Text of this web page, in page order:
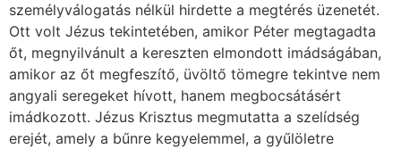
személyválogatás nélkül hirdette a megtérés üzenetét.
Ott volt Jézus tekintetében, amikor Péter megtagadta
őt, megnyilvánult a kereszten elmondott imádságában,
amikor az őt megfeszítő, üvöltő tömegre tekintve nem
angyali seregeket hívott, hanem megbocsátásért
imádkozott. Jézus Krisztus megmutatta a szelídség
erejét, amely a bűnre kegyelemmel, a gyűlöletre